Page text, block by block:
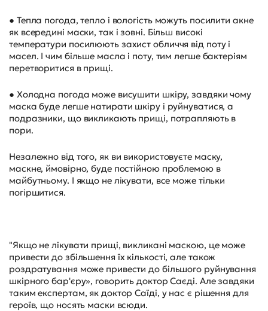
● Тепла погода, тепло і вологість можуть посилити акне
як всередині маски, так і зовні. Більш високі
температури посилюють захист обличчя від поту і
масел. І чим більше масла і поту, тим легше бактеріям
перетворитися в прищі.
● Холодна погода може висушити шкіру, завдяки чому
маска буде легше натирати шкіру і руйнуватися, а
подразники, що викликають прищі, потрапляють в
пори.
Незалежно від того, як ви використовуєте маску,
маскне, ймовірно, буде постійною проблемою в
майбутньому. І якщо не лікувати, все може тільки
погіршитися.
"Якщо не лікувати прищі, викликані маскою, це може
привести до збільшення їх кількості, але також
роздратування може привести до більшого руйнування
шкірного бар'єру», говорить доктор Саєді. Але завдяки
таким експертам, як доктор Саїді, у нас є рішення для
героїв, що носять маски всюди.